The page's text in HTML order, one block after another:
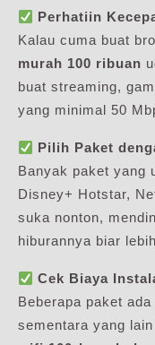
Perhatiin
Kalau cuma buat
murah 100 ribuan
buat streaming,
yang minimal 50
Pilih Paket
Banyak paket yang
Disney+ Hotstar,
suka nonton,
hiburannya biar
Cek Biaya
Beberapa paket
sementara yang